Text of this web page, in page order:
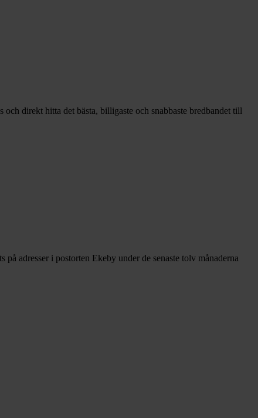
direkt hitta det bästa, billigaste och snabbaste bredbandet till
adresser i postorten Ekeby under de senaste tolv månaderna